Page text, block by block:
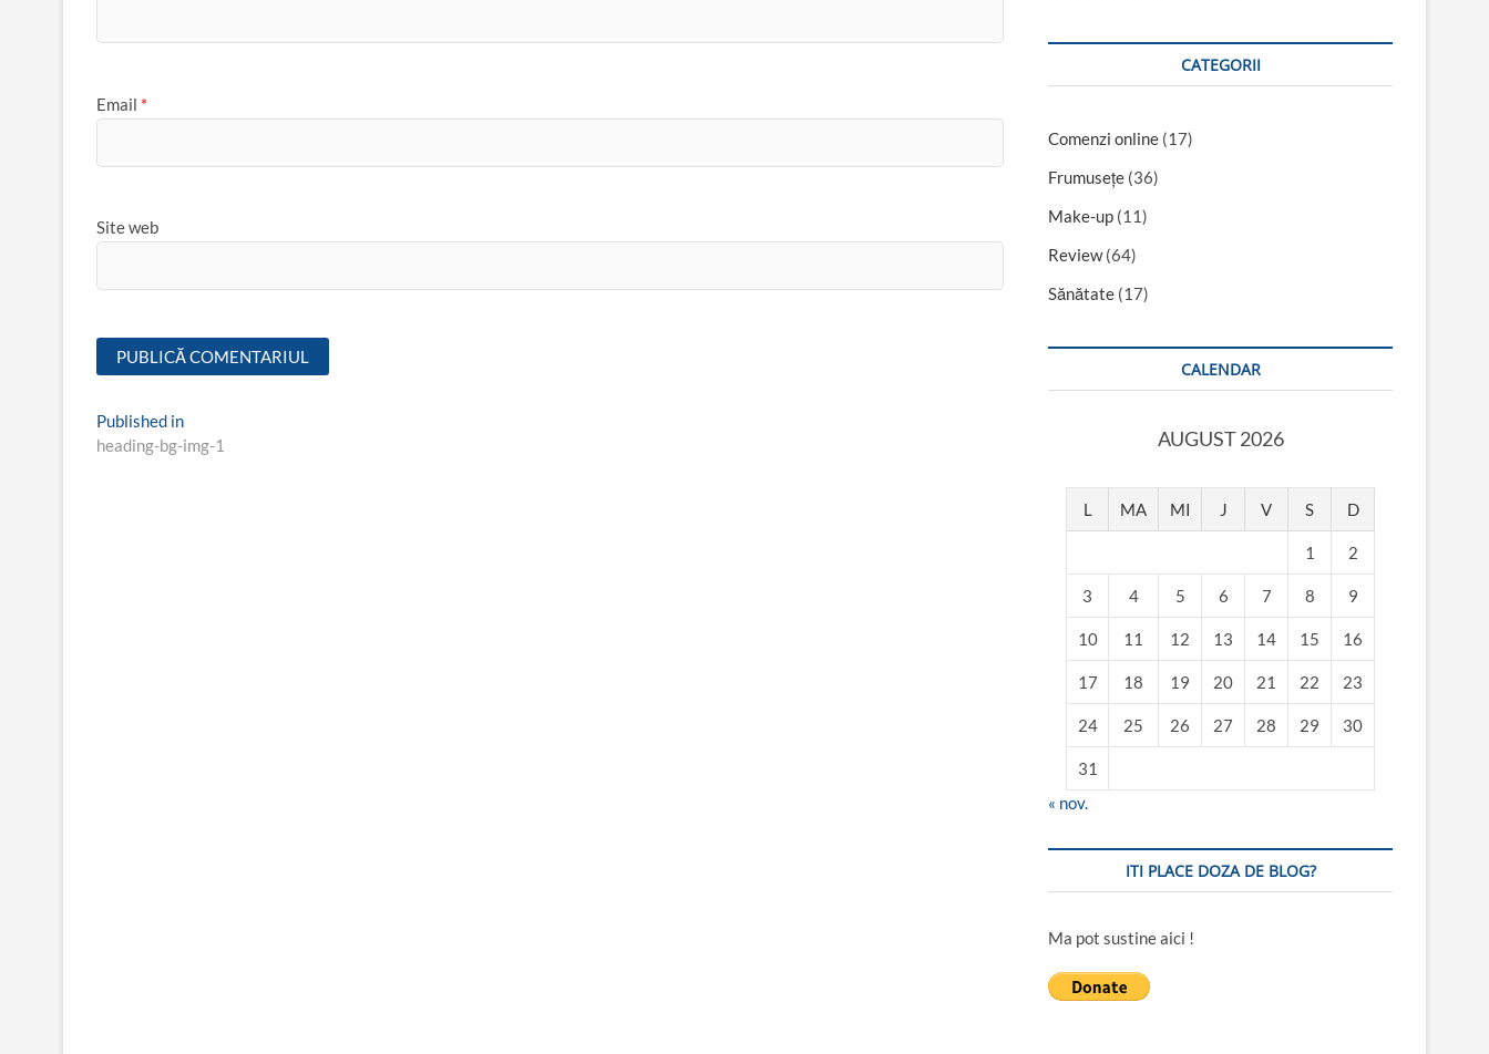
Email *
Site web
Navigare
în
Published in
heading-bg-img-1
CATEGORII
Comenzi online (17)
Frumusețe (36)
Make-up (11)
Review(64)
Sănătate (17)
CALENDAR
AUGUST 2026
L MA MI J V S D
1 2
3 4 5 6 7 8 9
10 11 12 13 14 15 16
17 18 19 20 21 22 23
24 25 26 27 28 29 30
31
« nov.
ITI PLACE DOZA DE BLOG?
Ma pot sustine aici !